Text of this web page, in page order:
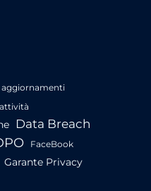
aggiornamenti
attività
Data Breach
FaceBook
Garante Privacy